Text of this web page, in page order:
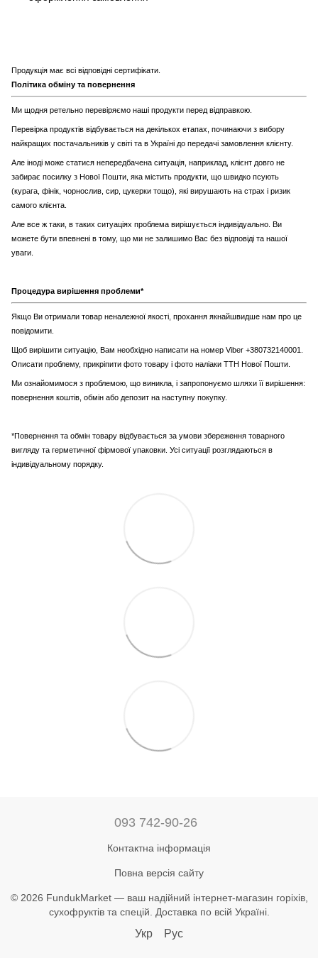
Продукція має всі відповідні сертифікати.
Політика обміну та повернення
Ми щодня ретельно перевіряємо наші продукти перед відправкою.
Перевірка продуктів відбувається на декількох етапах, починаючи з вибору
найкращих постачальників у світі та в Україні до передачі замовлення клієнту.
Але іноді може статися непередбачена ситуація, наприклад, клієнт довго не
забирає посилку з Нової Пошти, яка містить продукти, що швидко псують
(курага, фінік, чорнослив, сир, цукерки тощо), які вирушають на страх і ризик
самого клієнта.
Але все ж таки, в таких ситуаціях проблема вирішується індивідуально. Ви
можете бути впевнені в тому, що ми не залишимо Вас без відповіді та нашої
уваги.
Процедура вирішення проблеми*
Якщо Ви отримали товар неналежної якості, прохання якнайшвидше нам про це
повідомити.
Щоб вирішити ситуацію, Вам необхідно написати на номер Viber +380732140001.
Описати проблему, прикріпити фото товару і фото наліаки ТТН Нової Пошти.
Ми ознайомимося з проблемою, що виникла, і запропонуємо шляхи її вирішення:
повернення коштів, обмін або депозит на наступну покупку.
*Повернення та обмін товару відбувається за умови збереження товарного
вигляду та герметичної фірмової упаковки. Усі ситуації розглядаються в
індивідуальному порядку.
093 742-90-26
Контактна інформація
Повна версія сайту
© 2026 FundukMarket — ваш надійний інтернет-магазин горіхів,
сухофруктів та спецій. Доставка по всій Україні.
Укр Рус